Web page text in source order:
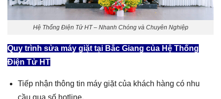
Hệ Thống Điện Tử HT – Nhanh Chóng và Chuyên Nghiệp
Quy trình sửa máy giặt tại Bắc Giang của Hệ Thống
Điện Tử HT
Tiếp nhận thông tin máy giặt của khách hàng có nhu